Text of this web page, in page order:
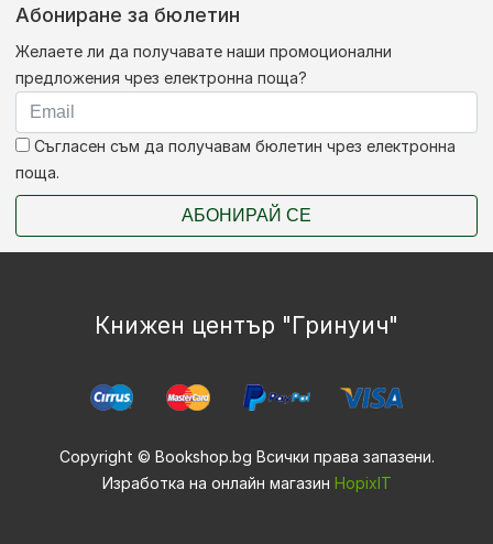
Абониране за бюлетин
Желаете ли да получавате наши промоционални
предложения чрез електронна поща?
Съгласен съм да получавам бюлетин чрез електронна
поща.
АБОНИРАЙ СЕ
Книжен център "Гринуич"
Copyright © Bookshop.bg Всички права запазени.
Изработка на онлайн магазин HopixIT